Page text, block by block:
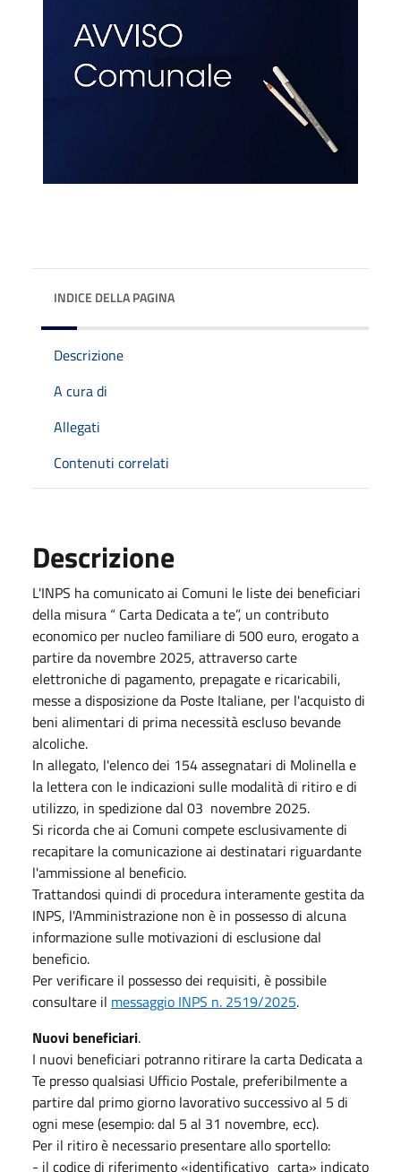
INDICE DELLA PAGINA
Descrizione
A cura di
Allegati
Contenuti correlati
Descrizione
L'INPS ha comunicato ai Comuni le liste dei beneficiari
della misura “ Carta Dedicata a te”, un contributo
economico per nucleo familiare di 500 euro, erogato a
partire da novembre 2025, attraverso carte
elettroniche di pagamento, prepagate e ricaricabili,
messe a disposizione da Poste Italiane, per l'acquisto di
beni alimentari di prima necessità escluso bevande
alcoliche.
In allegato, l'elenco dei 154 assegnatari di Molinella e
la lettera con le indicazioni sulle modalità di ritiro e di
utilizzo, in spedizione dal 03 novembre 2025.
Si ricorda che ai Comuni compete esclusivamente di
recapitare la comunicazione ai destinatari riguardante
l'ammissione al beneficio.
Trattandosi quindi di procedura interamente gestita da
INPS, l'Amministrazione non è in possesso di alcuna
informazione sulle motivazioni di esclusione dal
beneficio.
Per verificare il possesso dei requisiti, è possibile
consultare il messaggio INPS n. 2519/2025.
Nuovi beneficiari.
I nuovi beneficiari potranno ritirare la carta Dedicata a
Te presso qualsiasi Ufficio Postale, preferibilmente a
partire dal primo giorno lavorativo successivo al 5 di
ogni mese (esempio: dal 5 al 31 novembre, ecc).
Per il ritiro è necessario presentare allo sportello:
- il codice di riferimento «identificativo_carta» indicato